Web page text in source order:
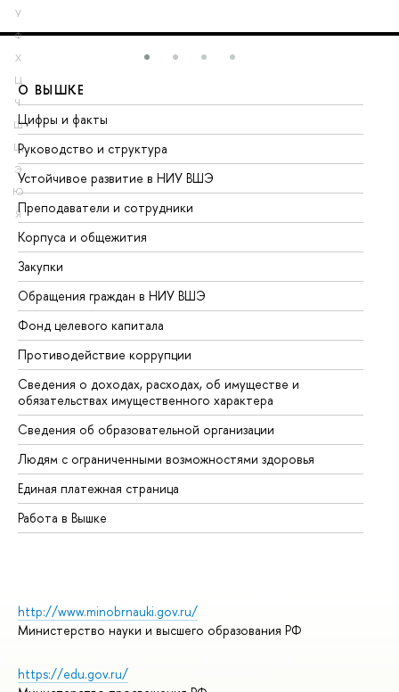
У
Ф
Х
Ц
Ч
Ш
Щ
Э
Ю
Я
О ВЫШКЕ
Цифры и факты
Руководство и структура
Устойчивое развитие в НИУ ВШЭ
Преподаватели и сотрудники
Корпуса и общежития
Закупки
Обращения граждан в НИУ ВШЭ
Фонд целевого капитала
Противодействие коррупции
Сведения о доходах, расходах, об имуществе и
обязательствах имущественного характера
Сведения об образовательной организации
Людям с ограниченными возможностями здоровья
Единая платежная страница
Работа в Вышке
http://www.minobrnauki.gov.ru/
Министерство науки и высшего образования РФ
https://edu.gov.ru/